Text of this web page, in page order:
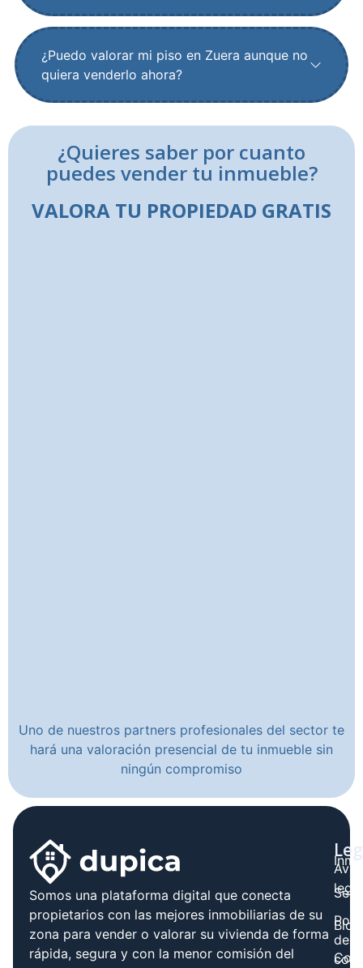
¿Puedo valorar mi piso en Zuera aunque no
quiera venderlo ahora?
¿Quieres saber por cuanto
puedes vender tu inmueble?
VALORA TU PROPIEDAD GRATIS
Uno de nuestros partners profesionales del sector te
hará una valoración presencial de tu inmueble sin
ningún compromiso
Somos una plataforma digital que conecta
propietarios con las mejores inmobiliarias de su
zona para vender o valorar su vivienda de forma
rápida, segura y con la menor comisión del
Blog
legal
de